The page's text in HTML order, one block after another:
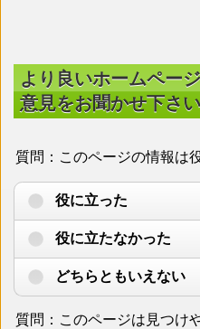
より良いホームペー
意見をお聞かせ下さい
質問：このページの情報は
役に立った
役に立たなかった
どちらともいえない
質問：このページは見つけ